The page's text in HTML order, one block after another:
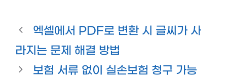
엑셀에서 PDF로 변환 시 글씨가 사
라지는 문제 해결 방법
보험 서류 없이 실손보험 청구 가능